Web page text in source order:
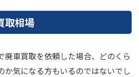
取相場
廃車買取を依頼した場合、どのくら
か気になる方もいるのではないでし